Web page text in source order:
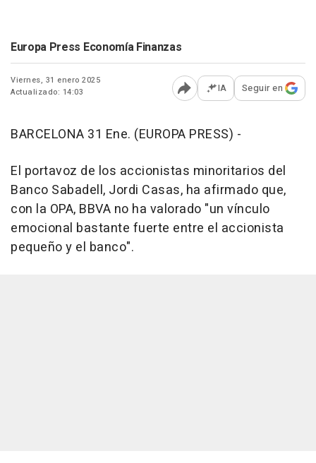
Europa Press Economía Finanzas
Viernes, 31 enero 2025
Actualizado: 14:03
Abrir opciones para
IA Seguir en
BARCELONA 31 Ene. (EUROPA PRESS) -
El portavoz de los accionistas minoritarios del
Banco Sabadell, Jordi Casas, ha afirmado que,
con la OPA, BBVA no ha valorado "un vínculo
emocional bastante fuerte entre el accionista
pequeño y el banco".